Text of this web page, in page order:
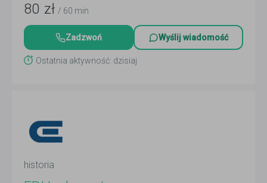
80 zł / 60 min
Zadzwoń Wyślij wiadomość
Ostatnia aktywność: dzisiaj
historia